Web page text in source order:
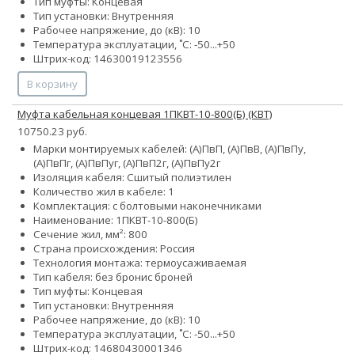
Тип установки: Внутренняя
Рабочее напряжение, до (кВ): 10
Температура эксплуатации, ˚С: -50...+50
Штрих-код: 14630019123556
В корзину
Муфта кабельная концевая 1ПКВТ-10-800(Б) (КВТ)
10750.23 руб.
Марки монтируемых кабелей: (А)ПвП, (А)ПвВ, (А)ПвПу,
(А)ПвПг, (А)ПвПуг, (А)ПвП2г, (А)ПвПу2г
Изоляция кабеля: Сшитый полиэтилен
Количество жил в кабеле: 1
Комплектация: с болтовыми наконечниками
Наименование: 1ПКВТ-10-800(Б)
Сечение жил, мм²: 800
Страна происхождения: Россия
Технология монтажа: термоусаживаемая
Тип кабеля: без бронис броней
Тип муфты: Концевая
Тип установки: Внутренняя
Рабочее напряжение, до (кВ): 10
Температура эксплуатации, ˚С: -50...+50
Штрих-код: 14680430001346